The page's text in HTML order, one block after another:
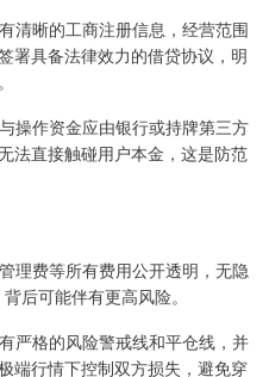
清晰的工商注册信息，经营范围
署具备法律效力的借贷协议，明
操作资金应由银行或持牌第三方
法直接触碰用户本金，这是防范
理费等所有费用公开透明，无隐
后可能伴有更高风险。
严格的风险警戒线和平仓线，并
端行情下控制双方损失，避免穿